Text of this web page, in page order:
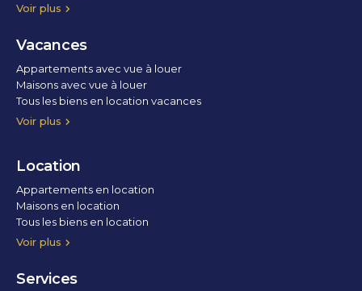
Voir plus
Vue parc
Vue fleuve
Vue lac
Vue marina / port
Vacances
Voir plus
Appartements avec vue à louer
Maisons avec vue à louer
Tous les biens en location vacances
Location
Voir plus
Appartements en location
Maisons en location
Tous les biens en location
Services